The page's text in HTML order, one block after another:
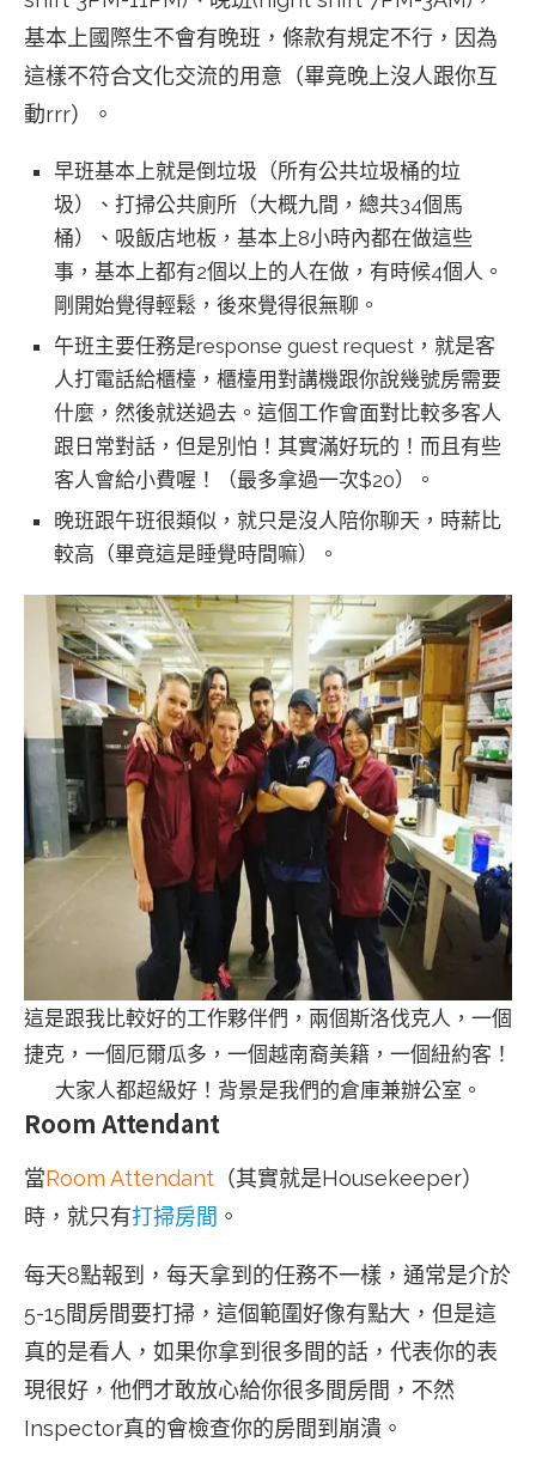
基本上國際生不會有晚班，條款有規定不行，因為
這樣不符合文化交流的用意（畢竟晚上沒人跟你互
動rrr）。
早班基本上就是倒垃圾（所有公共垃圾桶的垃
圾）、打掃公共廁所（大概九間，總共34個馬
桶）、吸飯店地板，基本上8小時內都在做這些
事，基本上都有2個以上的人在做，有時候4個人。
剛開始覺得輕鬆，後來覺得很無聊。
午班主要任務是response guest request，就是客
人打電話給櫃檯，櫃檯用對講機跟你說幾號房需要
什麼，然後就送過去。這個工作會面對比較多客人
跟日常對話，但是別怕！其實滿好玩的！而且有些
客人會給小費喔！（最多拿過一次$20）。
晚班跟午班很類似，就只是沒人陪你聊天，時薪比
較高（畢竟這是睡覺時間嘛）。
這是跟我比較好的工作夥伴們，兩個斯洛伐克人，一個
捷克，一個厄爾瓜多，一個越南裔美籍，一個紐約客！
大家人都超級好！背景是我們的倉庫兼辦公室。
Room Attendant
當Room Attendant （其實就是Housekeeper）
時，就只有打掃房間 。
每天8點報到，每天拿到的任務不一樣，通常是介於
5-15間房間要打掃，這個範圍好像有點大，但是這
真的是看人，如果你拿到很多間的話，代表你的表
現很好，他們才敢放心給你很多間房間，不然
Inspector真的會檢查你的房間到崩潰。